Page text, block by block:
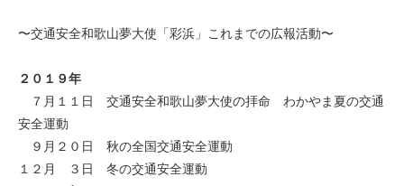
〜交通安全和歌山夢大使「彩浜」これまでの広報活動〜
２０１９年
７月１１日 交通安全和歌山夢大使の拝命 わかやま夏の交通
安全運動
９月２０日 秋の全国交通安全運動
１２月 ３日 冬の交通安全運動